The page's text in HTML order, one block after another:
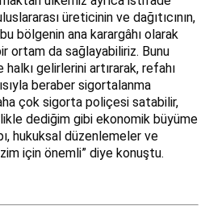
üreticinin ve dağıtıcının,
bölgenin ana karargâhı olarak
ortam da sağlayabiliriz. Bunu
gelirlerini artırarak, refahı
beraber sigortalanma
çok sigorta poliçesi satabilir,
dediğim gibi ekonomik büyüme
hukuksal düzenlemeler ve
için önemli” diye konuştu.